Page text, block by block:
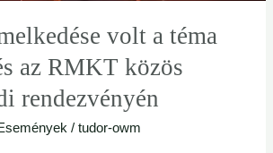
volt a téma
az RMKT közös
rendezvényén
/ tudor-owm